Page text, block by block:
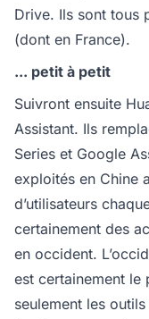
Drive. Ils sont tous
(dont en France).
... petit à petit
Suivront ensuite
Assistant. Ils
Series et Google
exploités en Chine
d’utilisateurs
certainement des
en occident.
est certainement le
seulement les